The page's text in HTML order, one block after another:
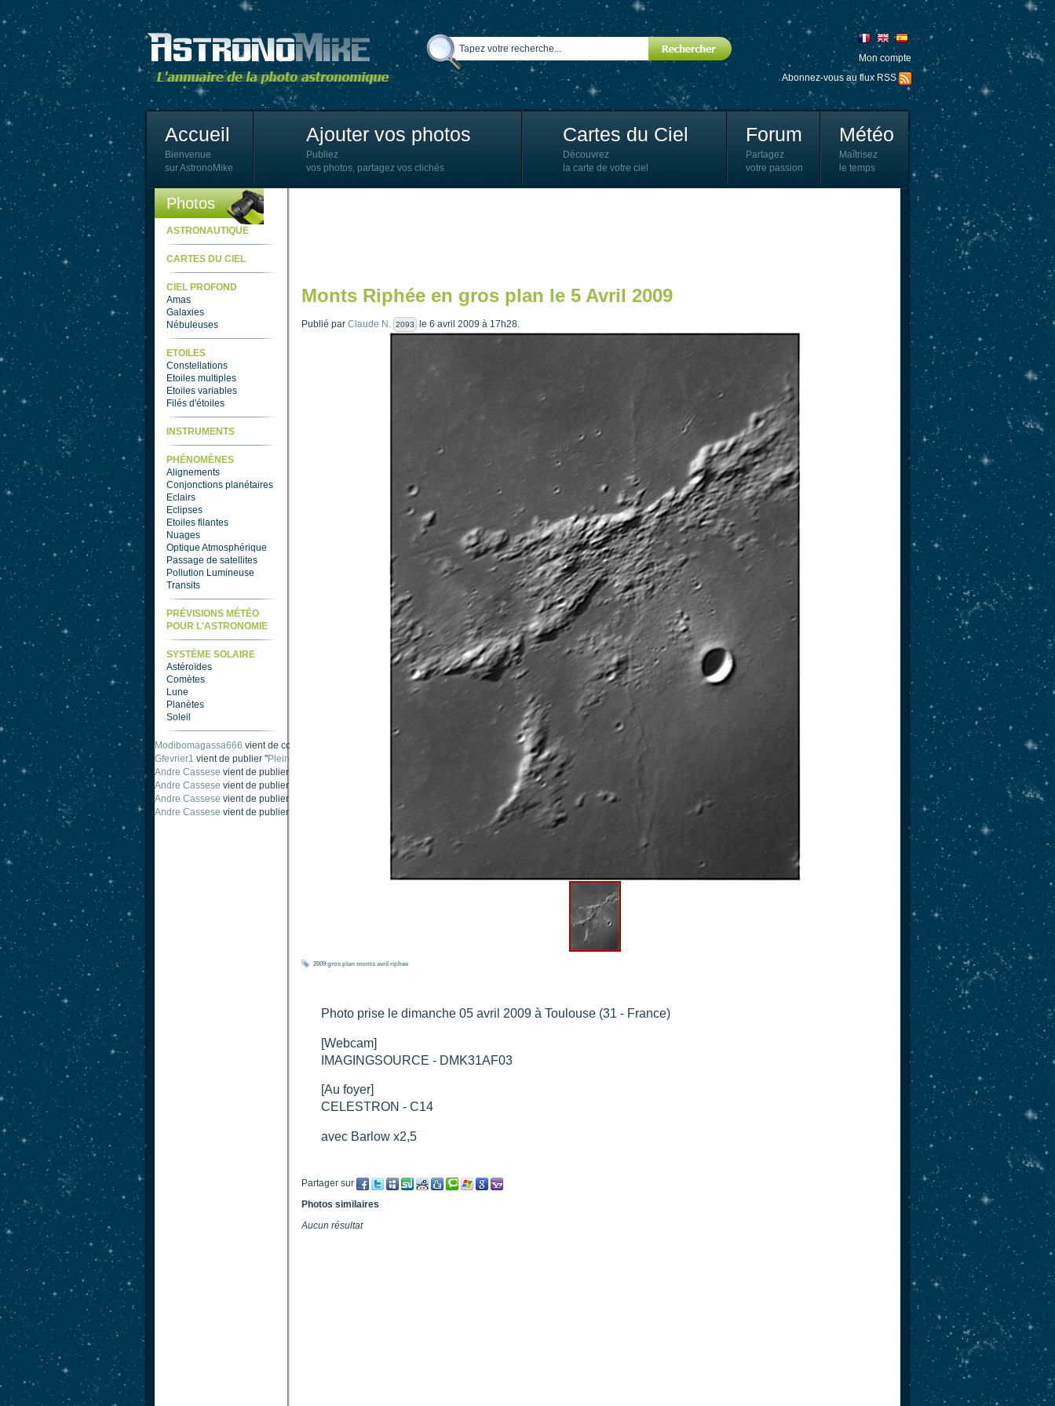
Mon compte
Abonnez-vous au flux RSS
Accueil
Bienvenue
sur AstronoMike
Ajouter vos photos
Publiez
vos photos, partagez vos clichés
Cartes du Ciel
Découvrez
la carte de votre ciel
Forum
Partagez
votre passion
Météo
Maîtrisez
le temps
Photos
ASTRONAUTIQUE
CARTES DU CIEL
CIEL PROFOND
Amas
Galaxies
Nébuleuses
ETOILES
Constellations
Etoiles multiples
Etoiles variables
Filés d'étoiles
INSTRUMENTS
PHÉNOMÈNES
Alignements
Conjonctions planétaires
Eclairs
Eclipses
Etoiles filantes
Nuages
Optique Atmosphérique
Passage de satellites
Pollution Lumineuse
Transits
PRÉVISIONS MÉTÉO
POUR L'ASTRONOMIE
SYSTÈME SOLAIRE
Astéroïdes
Comètes
Lune
Planètes
Soleil
Modibomagassa666 vient de commenter "
Gfevrier1 vient de publier "Pleine Lune - 9 Aout 205
Andre Cassese vient de publier "
Andre Cassese vient de publier "
".
Andre Cassese vient de publier " taches solaires et zone active halpha 27 juin 2021 lunette 120 mm".
Andre Cassese vient de publier " Protuberance explosive 9 juin 2021 lunette halpha 120 mm".
Monts Riphée en gros plan le 5 Avril 2009
Publié par Claude N. 2093 le 6 avril 2009 à 17h28.
2009 gros plan monts avril riphee
Photo prise le dimanche 05 avril 2009 à Toulouse (31 - France)
[Webcam]
IMAGINGSOURCE - DMK31AF03
[Au foyer]
CELESTRON - C14
avec Barlow x2,5
Partager sur
Photos similaires
Aucun résultat